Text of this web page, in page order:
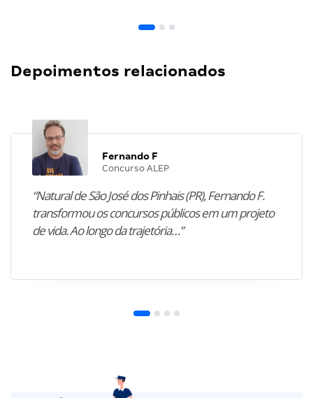
Depoimentos relacionados
Fernando F
Concurso ALEP
“Natural de São José dos Pinhais (PR), Fernando F.
transformou os concursos públicos em um projeto
de vida. Ao longo da trajetória…”